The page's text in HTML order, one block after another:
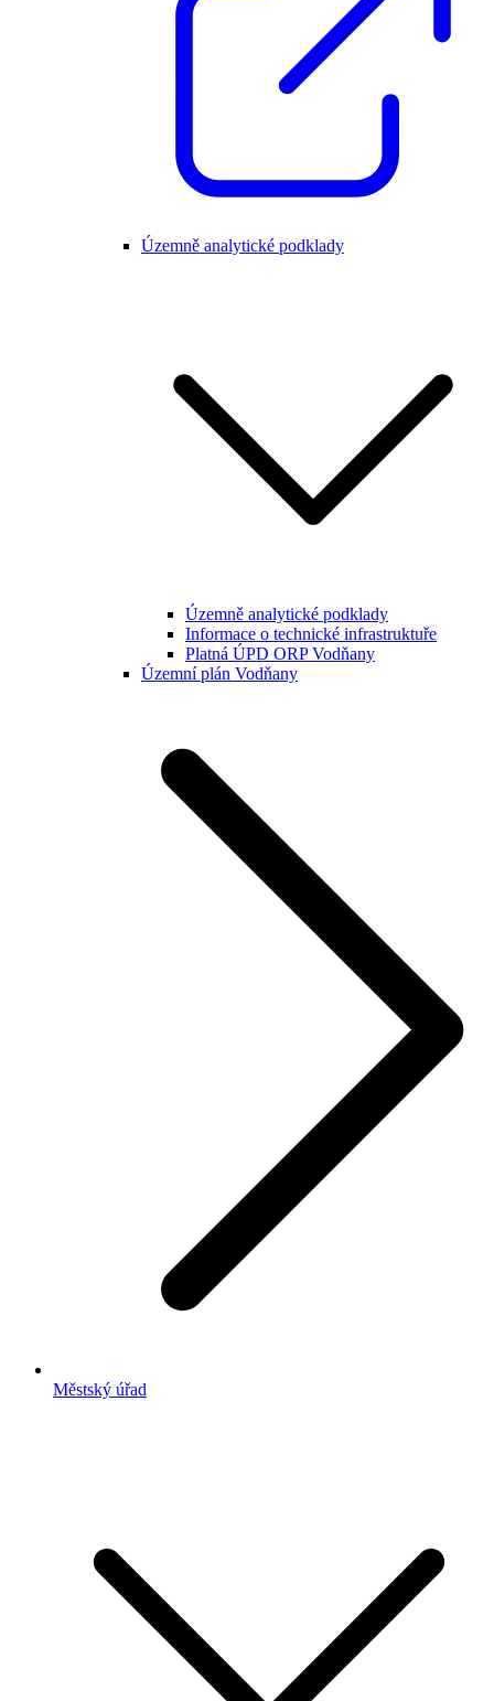
Územně analytické podklady
Územně analytické podklady
Informace o technické infrastruktuře
Platná ÚPD ORP Vodňany
Územní plán Vodňany
Městský úřad